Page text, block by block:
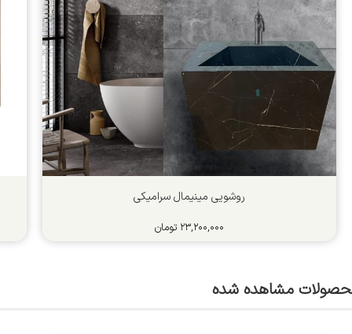
روشویی مینیمال سرامیکی
۲۳,۲۰۰,۰۰۰ تومان
مشاهده شده